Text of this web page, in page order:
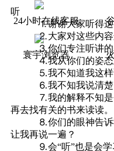
24小时在线客服
寰宇浏览器
听
⒈谢谢大家听得这
⒉大家对这些内容这
⒊你们专注听讲的表
⒋我从你们的姿态上
⒌我不知道我这样说
⒍我不知我说清楚了
⒎我的解释不知是否
再去找有关的书来读读。
⒏你们的眼神告诉我
让我再说一遍？
⒐会“听”也是会学习